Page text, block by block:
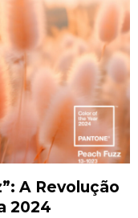
A Revolução
2024